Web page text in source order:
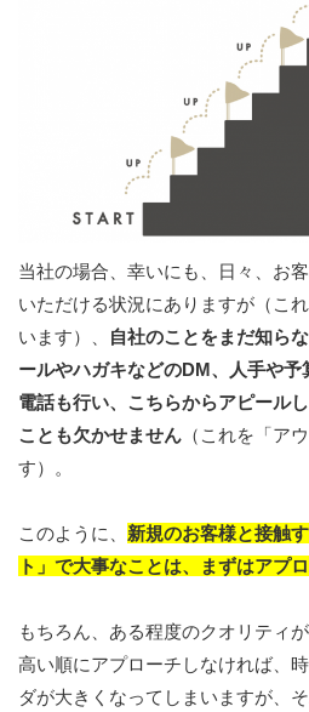
当社の場合、幸いにも、日々、お
いただける状況にありますが（こ
います）、
自社のことをまだ知ら
ールやハガキなどのDM、人手や
電話も行い、こちらからアピール
ことも欠かせません （これを「ア
す）。
このように、 新規のお客様と接触
ト」で大事なことは、まずはアプ
もちろん、ある程度のクオリティ
高い順にアプローチしなければ、
ダが大きくなってしまいますが、